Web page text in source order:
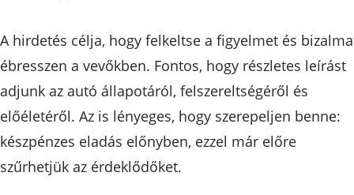
A hirdetés célja, hogy felkeltse a figyelmet és
ébresszen a vevőkben. Fontos, hogy részletes leírást
adjunk az autó állapotáról, felszereltségéről és
előéletéről. Az is lényeges, hogy szerepeljen benne:
készpénzes eladás előnyben, ezzel már előre
szűrhetjük az érdeklődőket.